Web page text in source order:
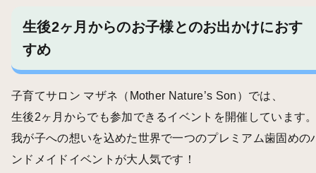
生後2ヶ月からのお子様とのお出かけにおす
すめ
子育てサロン マザネ（Mother Nature’s Son）では、
生後2ヶ月からでも参加できるイベントを開催しています
我が子への想いを込めた世界で一つのプレミアム歯固めの
ンドメイドイベントが大人気です！